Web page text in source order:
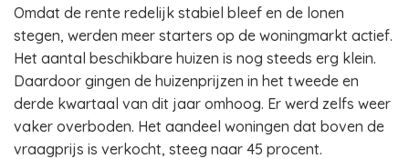
Omdat de rente redelijk stabiel bleef en de lonen
stegen, werden meer starters op de woningmarkt actief.
Het aantal beschikbare huizen is nog steeds erg klein.
Daardoor gingen de huizenprijzen in het tweede en
derde kwartaal van dit jaar omhoog. Er werd zelfs weer
vaker overboden. Het aandeel woningen dat boven de
vraagprijs is verkocht, steeg naar 45 procent.